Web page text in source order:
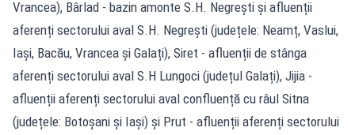
Vrancea), Bârlad - bazin amonte S.H. Negrești și afluenții
aferenți sectorului aval S.H. Negrești (județele: Neamț, Vaslui,
Iași, Bacău, Vrancea și Galați), Siret - afluenții de stânga
aferenți sectorului aval S.H Lungoci (județul Galați), Jijia -
afluenții aferenți sectorului aval confluență cu râul Sitna
(județele: Botoșani și Iași) și Prut - afluenții aferenți sectorului